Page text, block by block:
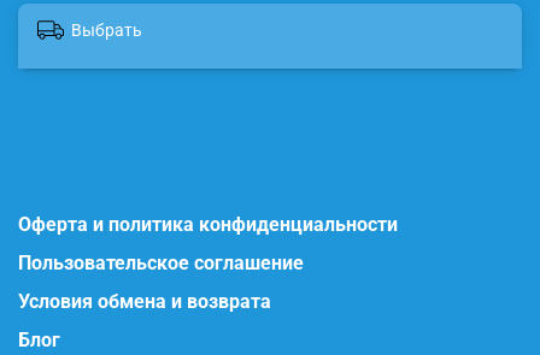
Выбрать
Оферта и политика конфиденциальности
Пользовательское соглашение
Условия обмена и возврата
Блог